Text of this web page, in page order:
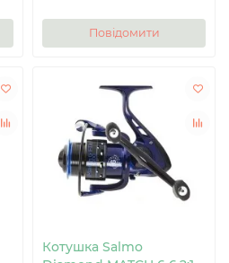
Повідомити
Котушка Salmo